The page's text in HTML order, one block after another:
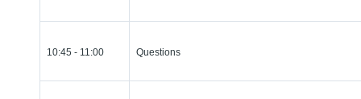
10:45 - 11:00 Questions